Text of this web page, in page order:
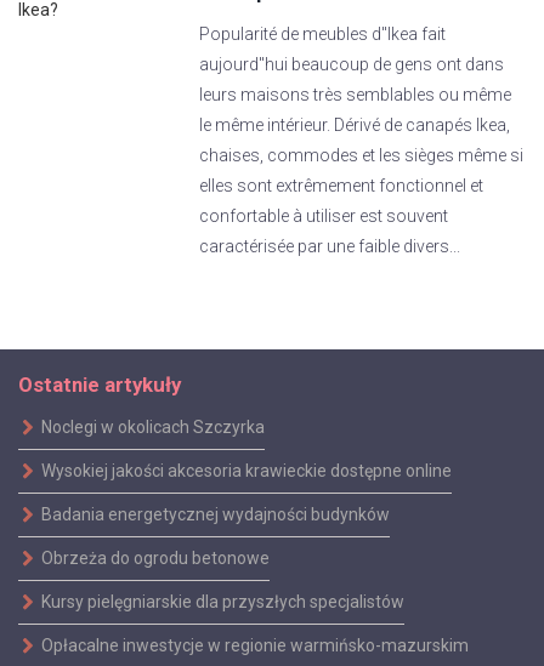
Popularité de meubles d"Ikea ​​fait
aujourd"hui beaucoup de gens ont dans
leurs maisons très semblables ou même
le même intérieur. Dérivé de canapés Ikea,
chaises, commodes et les sièges même si
elles sont extrêmement fonctionnel et
confortable à utiliser est souvent
caractérisée par une faible divers...
Ostatnie artykuły
Noclegi w okolicach Szczyrka
Wysokiej jakości akcesoria krawieckie dostępne online
Badania energetycznej wydajności budynków
Obrzeża do ogrodu betonowe
Kursy pielęgniarskie dla przyszłych specjalistów
Opłacalne inwestycje w regionie warmińsko-mazurskim